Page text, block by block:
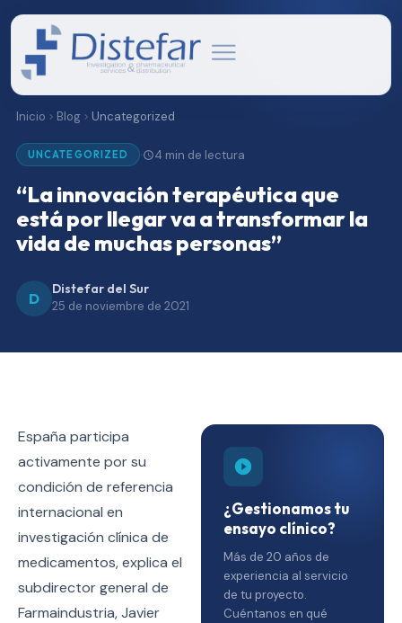
Inicio Blog Uncategorized
UNCATEGORIZED · 4 min de lectura
“La innovación terapéutica que
está por llegar va a transformar la
vida de muchas personas”
D
Distefar del Sur
25 de noviembre de 2021
España participa
activamente por su
condición de referencia
internacional en
investigación clínica de
medicamentos, explica el
subdirector general de
Farmaindustria, Javier
¿Gestionamos tu
ensayo clínico?
Más de 20 años de
experiencia al servicio
de tu proyecto.
Cuéntanos en qué